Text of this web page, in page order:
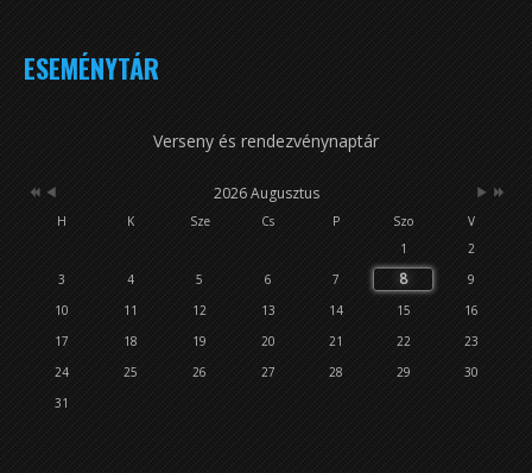
ESEMÉNYTÁR
Verseny és rendezvénynaptár
2026 Augusztus
H K Sze Cs P Szo
V
1
2
3
4 5 6 7 8
9
10
11 12 13 14 15
16
17
18 19 20 21 22
23
24
25 26 27 28 29
30
31